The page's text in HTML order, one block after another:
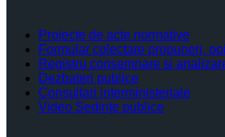
Proiecte de acte normative
Formular colectare propuneri,
Registru consemnare si
Dezbateri publice
Consultari interministeriale
Video Şedinţe publice